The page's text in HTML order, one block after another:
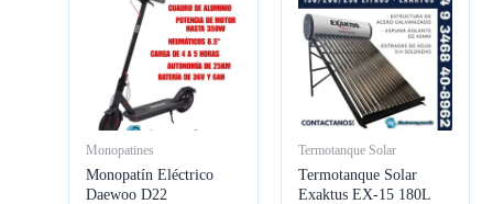
Monopatines
Monopatín Eléctrico
Daewoo D22
Termotanque Solar
Termotanque Solar
Exaktus EX-15 180L